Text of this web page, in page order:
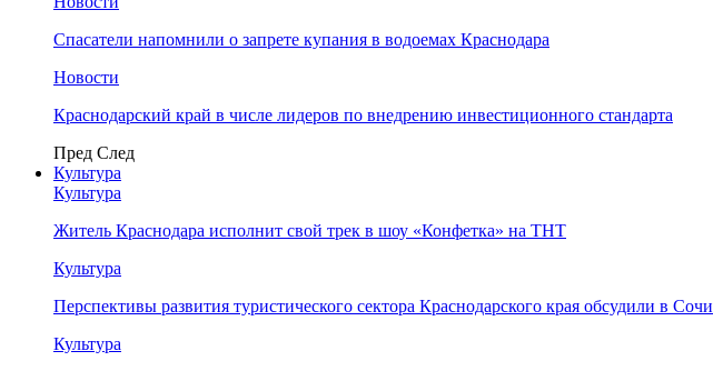
Спасатели напомнили о запрете купания в водоемах Краснодара
Новости
Краснодарский край в числе лидеров по внедрению инвестиционного стандарта
Пред След
Культура
Культура
Житель Краснодара исполнит свой трек в шоу «Конфетка» на ТНТ
Культура
Перспективы развития туристического сектора Краснодарского края обсудили в Сочи
Культура